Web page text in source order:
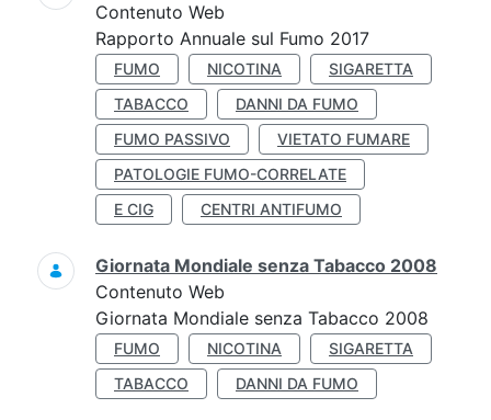
Contenuto Web
Rapporto Annuale sul Fumo 2017
FUMO NICOTINA
SIGARETTA
TABACCO
DANNI DA FUMO
FUMO PASSIVO
VIETATO FUMARE
PATOLOGIE FUMO-CORRELATE
E CIG
CENTRI ANTIFUMO
Giornata Mondiale senza Tabacco 2008
Contenuto Web
Giornata Mondiale senza Tabacco 2008
FUMO NICOTINA
SIGARETTA
TABACCO
DANNI DA FUMO